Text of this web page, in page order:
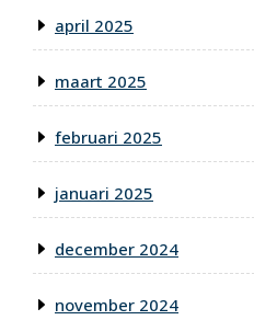
april 2025
maart 2025
februari 2025
januari 2025
december 2024
november 2024